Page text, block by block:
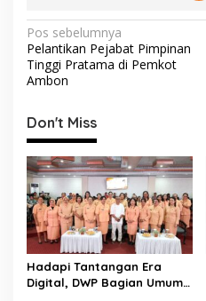
N
a
v
i
g
a
s
i
p
o
s
Pos sebelumnya
Pelantikan Pejabat Pimpinan
Tinggi Pratama di Pemkot
Ambon
Don't Miss
Hadapi Tantangan Era
Digital, DWP Bagian Umum